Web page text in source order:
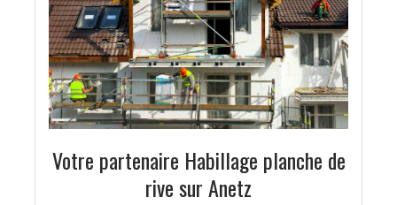
Votre partenaire Habillage planche de
rive sur Anetz